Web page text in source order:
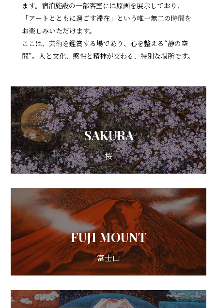
ます。宿泊施設の一部客室には原画を展示しており、
「アートとともに過ごす滞在」という唯一無二の時間を
お楽しみいただけます。
ここは、芸術を鑑賞する場であり、心を整える“静の空
間”。人と文化、感性と精神が交わる、特別な場所です。
SAKURA
桜
FUJI MOUNT
富士山